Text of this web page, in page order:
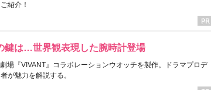
紹介！
鍵は…世界観表現した腕時計登場
場『VIVANT』コラボレーションウオッチを製作。ドラマプロデ
が魅力を解説する。